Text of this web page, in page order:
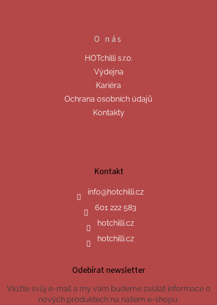
O nás
HOTchilli s.r.o.
Výdejna
Kariéra
Ochrana osobních údajů
Kontakty
Kontakt
info@hotchilli.cz
601 222 583
hotchilli.cz
hotchilli.cz
Odebírat newsletter
Vložte svůj e-mail a my vám budeme zasílat informace o
nových produktech na našem e-shopu.